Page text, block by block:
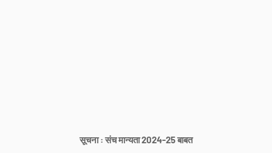
सूचना : संच मान्यता 2024-25 बाबत